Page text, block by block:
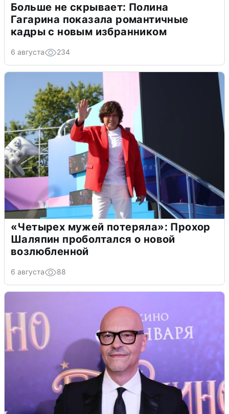
Больше не скрывает: Полина
Гагарина показала романтичные
кадры с новым избранником
6 августа 234
«Четырех мужей потеряла»: Прохор
Шаляпин проболтался о новой
возлюбленной
6 августа 88